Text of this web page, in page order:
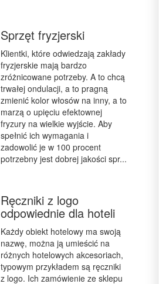
Sprzęt fryzjerski
Klientki, które odwiedzają zakłady
fryzjerskie mają bardzo
zróżnicowane potrzeby. A to chcą
trwałej ondulacji, a to pragną
zmienić kolor włosów na inny, a to
marzą o upięciu efektownej
fryzury na wielkie wyjście. Aby
spełnić ich wymagania i
zadowolić je w 100 procent
potrzebny jest dobrej jakości spr...
Ręczniki z logo
odpowiednie dla hoteli
Każdy obiekt hotelowy ma swoją
nazwę, można ją umieścić na
różnych hotelowych akcesoriach,
typowym przykładem są ręczniki
z logo. Ich zamówienie ze sklepu